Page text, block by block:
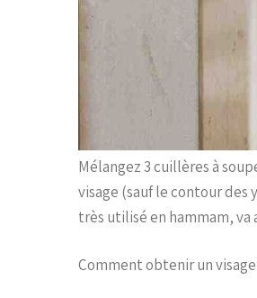
Mélangez 3 cuillères à
visage (sauf le contour des
très utilisé en hammam,
Comment obtenir un